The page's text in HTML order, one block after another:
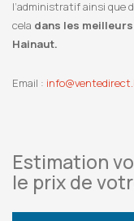
l’administratif ainsi que
cela dans les
Hainaut.
Email :
Estimation
le prix de